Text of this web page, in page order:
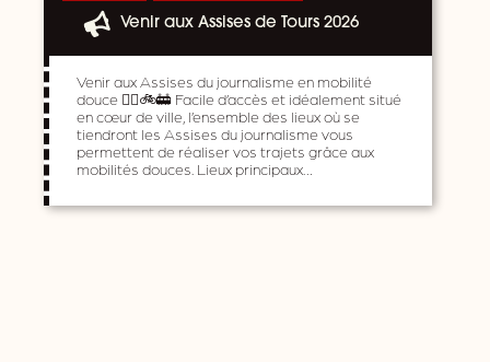
Venir aux Assises de Tours 2026
Venir aux Assises du journalisme en mobilité
douce 🚶‍♀️🚲🚋 Facile d’accès et idéalement situé
en cœur de ville, l’ensemble des lieux où se
tiendront les Assises du journalisme vous
permettent de réaliser vos trajets grâce aux
mobilités douces. Lieux principaux…